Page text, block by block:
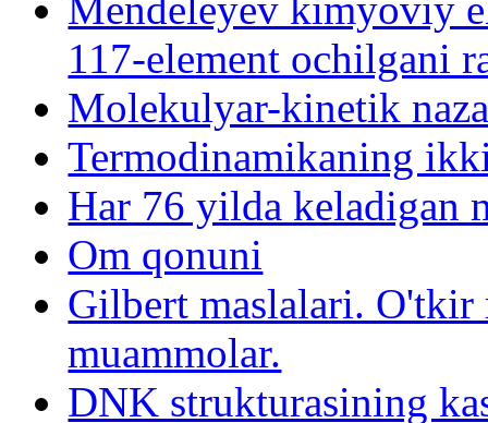
117-element ochilgani
Molekulyar-kinetik
Termodinamikaning
Har 76 yilda keladigan
Om qonuni
Gilbert maslalari. O'tkir
muammolar.
DNK strukturasining